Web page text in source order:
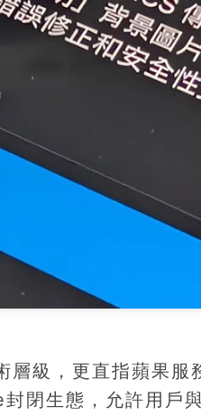
級，更直指蘋果服
閉生態，允許用戶